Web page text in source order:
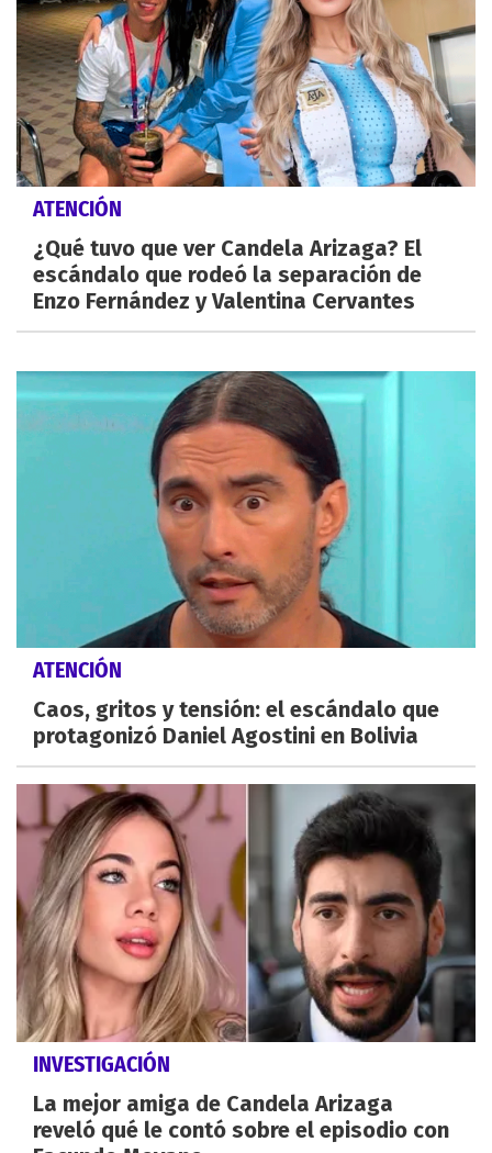
ATENCIÓN
¿Qué tuvo que ver Candela Arizaga? El
escándalo que rodeó la separación de
Enzo Fernández y Valentina Cervantes
ATENCIÓN
Caos, gritos y tensión: el escándalo que
protagonizó Daniel Agostini en Bolivia
INVESTIGACIÓN
La mejor amiga de Candela Arizaga
reveló qué le contó sobre el episodio con